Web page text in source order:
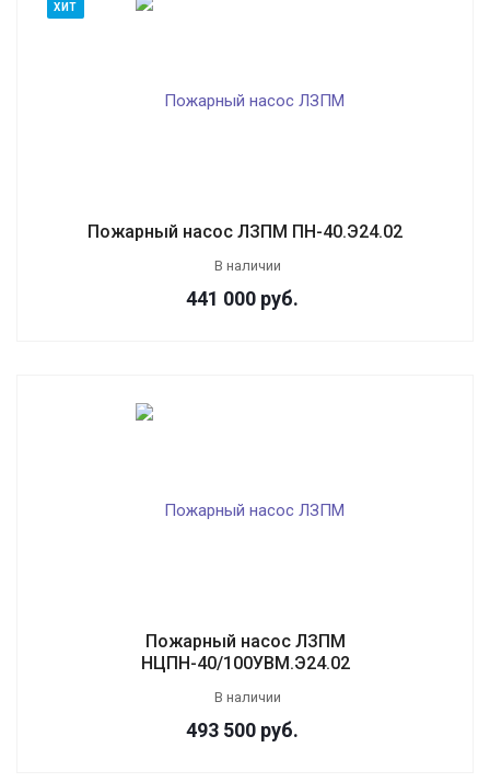
ХИТ
Пожарный насос ЛЗПМ ПН-40.Э24.02
В наличии
441 000 руб.
Пожарный насос ЛЗПМ
НЦПН-40/100УВМ.Э24.02
В наличии
493 500 руб.